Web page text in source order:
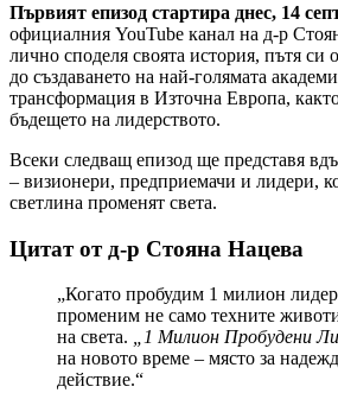
Първият епизод стартира днес, 14
официалния YouTube канал на д-р
лично споделя своята история, пътя си
до създаването на най-голямата
трансформация в Източна Европа,
бъдещето на лидерството.
Всеки следващ епизод ще представя
– визионери, предприемачи и лидери,
светлина променят света.
Цитат от д-р Стояна Нацева
„Когато пробудим 1 милион
променим не само техните
на света.
„1 Милион Пробудени
на новото време – място за
действие.“